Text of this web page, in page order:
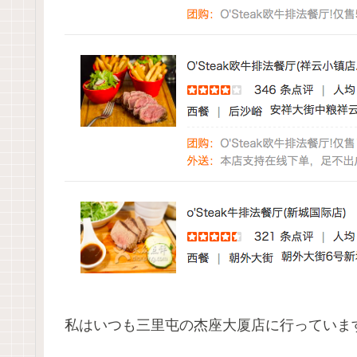
私はいつも三里屯の杰座大厦店に行っていま